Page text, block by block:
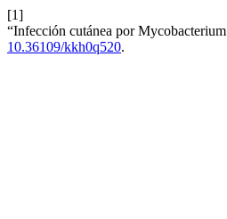
[1]
“Infección cutánea por
10.36109/kkh0q520.